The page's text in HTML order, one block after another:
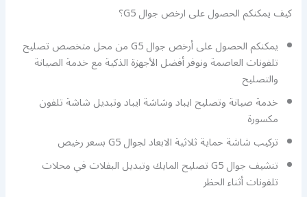
كيف يمكنكم الحصول على ارخص جوال G5؟
يمكنكم الحصول على أرخص جوال G5 من محل متخصص تصليح
تلفونات العاصمة ونوفر أفضل الأجهزة الذكية مع خدمة الصيانة
والتصليح
خدمة صيانة وتصليح ايباد وشاشة ايباد وتبديل شاشة تلفون
مكسورة
تركيب شاشة حماية ثلاثية الابعاد لجوال G5 بسعر رخيص
تنشيف جوال G5 تصليح المايك وتبديل البفلات في محلات
تلفونات أثناء الحظر